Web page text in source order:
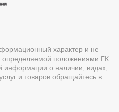
характер и не
определяемой положениями ГК
информации о наличии, видах,
и товаров обращайтесь в